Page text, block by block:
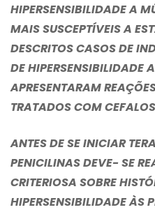
HIPERSENSIBILIDADE A
MAIS SUSCEPTÍVEIS A
DESCRITOS CASOS DE
DE HIPERSENSIBILIDADE
APRESENTARAM
TRATADOS COM
ANTES DE SE INICIAR
PENICILINAS DEVE- SE
CRITERIOSA SOBRE
HIPERSENSIBILIDADE ÀS